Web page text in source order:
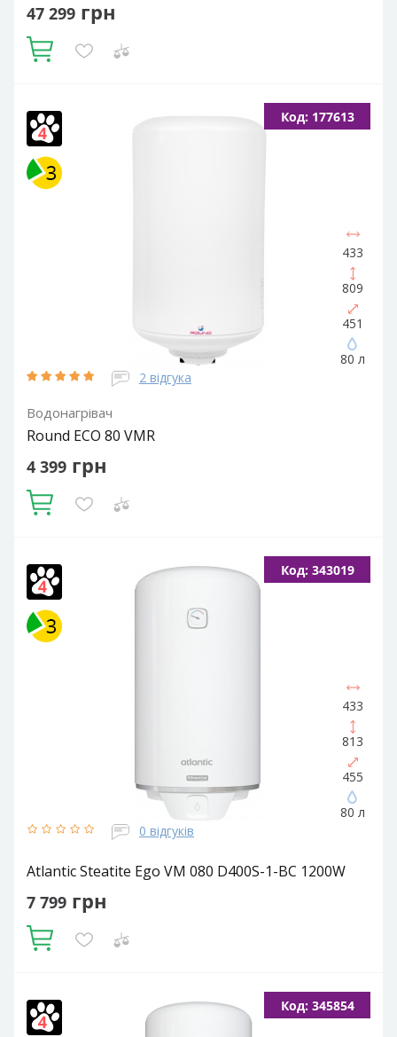
47 299 грн
Купити
Вертикальне Тип ТЕНа:
Сухий
Потужність ТЕНа, Вт:
Тип водонагрівача:
Електричний накопичувальний
Циліндрична
Код: 177613
433
809
451
80 л
2 відгука
Водонагрівач
Round ECO 80 VMR
4 399 грн
Купити
Вертикальне Тип ТЕНа:
Мокрий
Потужність ТЕНа, Вт: 1200 Тип водонагрівача:
Електричний накопичувальний
Форма водонагрівача:
Циліндрична
Код: 343019
433
813
455
80 л
0 відгуків
Atlantic Steatite Ego VM 080 D400S-1-BC 1200W
7 799 грн
Купити
Напірний Об'єм,
літрів:
Фактичний об'єм:
Встановлення:
Вертикальне
Код: 345854